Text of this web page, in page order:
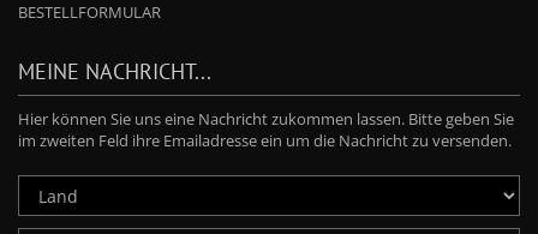
BESTELLFORMULAR
MEINE NACHRICHT...
Hier können Sie uns eine Nachricht zukommen lassen. Bitte geben Sie
im zweiten Feld ihre Emailadresse ein um die Nachricht zu versenden.